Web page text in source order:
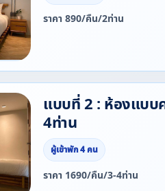
ราคา 890/คืน/2ท่าน
แบบที่ 2 : ห้องแบบ
4ท่าน
ผู้เข้าพัก 4 คน
ราคา 1690/คืน/3-4ท่าน